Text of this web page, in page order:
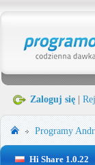
Zaloguj się
Programy
Hi Share 1.0.22